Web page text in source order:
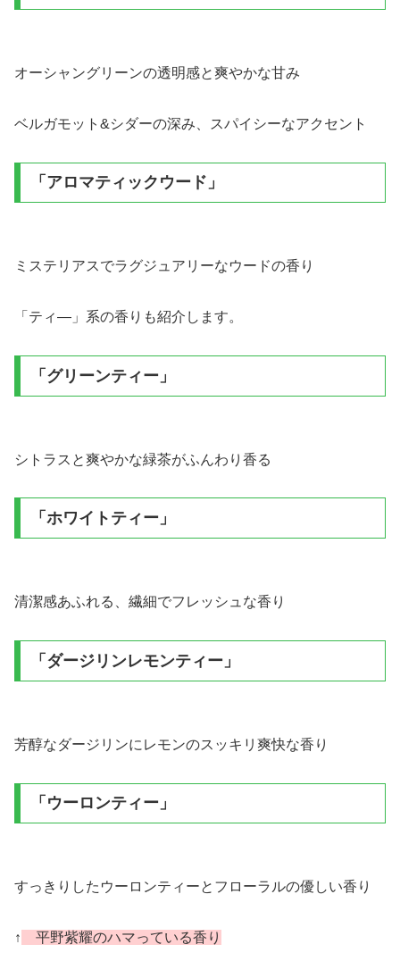
オーシャングリーンの透明感と爽やかな甘み
ベルガモット&シダーの深み、スパイシーなアクセント
「アロマティックウード」
ミステリアスでラグジュアリーなウードの香り
「ティ―」系の香りも紹介します。
「グリーンティー」
シトラスと爽やかな緑茶がふんわり香る
「ホワイトティー」
清潔感あふれる、繊細でフレッシュな香り
「ダージリンレモンティー」
芳醇なダージリンにレモンのスッキリ爽快な香り
「ウーロンティー」
すっきりしたウーロンティーとフローラルの優しい香り
↑ 平野紫耀のハマっている香り